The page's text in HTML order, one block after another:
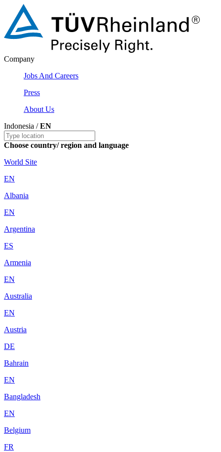
Company
Jobs And Careers
Press
About Us
Indonesia /EN
Choose country/ region and language
World Site
EN
Albania
EN
Argentina
ES
Armenia
EN
Australia
EN
Austria
DE
Bahrain
EN
Bangladesh
EN
Belgium
FR